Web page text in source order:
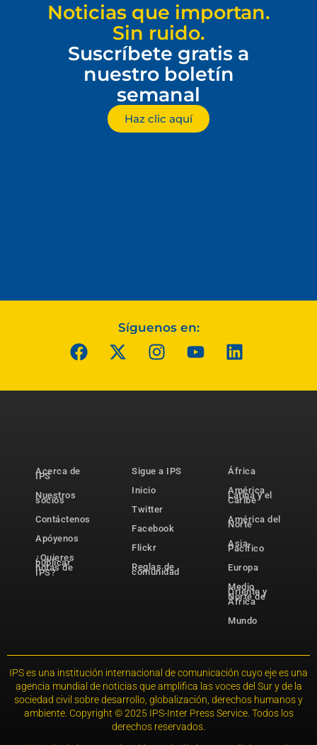
Noticias que importan.
Sin ruido.
Suscríbete gratis a
nuestro boletín
semanal
Haz clic aquí
Síguenos en:
Acerca de
IPS
Nuestros
socios
Contáctenos
Apóyenos
¿Quieres
publicar
notas de
IPS?
Sigue a IPS
Inicio
Twitter
Facebook
Flickr
Reglas de
comunidad
África
América
Latina y el
Caribe
América del
Norte
Asia-
Pacífico
Europa
Medio
Oriente y
Norte de
África
Mundo
IPS es una institución internacional de comunicación cuyo eje es una
agencia mundial de noticias que amplifica las voces del Sur y de la
sociedad civil sobre desarrollo, globalización, derechos humanos y
ambiente. Copyright © 2025 IPS-Inter Press Service. Todos los
derechos reservados.